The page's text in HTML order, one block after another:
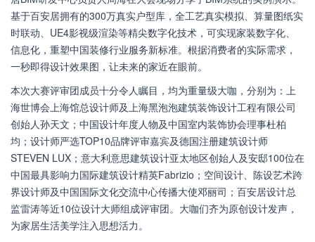
基于百安居拥有的300万真实户型库，全工艺真实模拟、算量图纸实
时联动、UE4影视级渲染等精尖数字化技术，可实现家装数字化、
信息化，重塑中国装修行业服务新标准。根据消费者的实际需求，
一秒即得设计效果图，让未来的家近在眼前。
本次大赛评审团成员十分令人瞩目，均为重量级大咖，分别为：上
海世博会上海馆总设计师及上海黑泡泡建筑装饰设计工程有限公司
创始人孙天文；中国设计年度人物及中国室内装饰协会理事杜柏
均；设计师严选TOP10品牌评审嘉宾及德国注册建筑设计师
STEVEN LUX；意大利意思建筑设计亚太地区创始人及安邸100位在
中国最具影响力国际建筑设计精英Fabrizio；空间设计、陈设艺术跨
界设计师及中国国际文化交流中心传播大使邓丽司；百安居设计总
监雷涛等近10位设计大师组成评审团。大咖们齐为原创设计发声，
为家居生活美学注入思想活力。